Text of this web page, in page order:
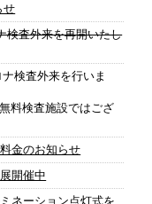
せ
検査外来を再開いたし
検査外来を行いま
料検査施設ではござ
金のお知らせ
開催中
ネーション点灯式を